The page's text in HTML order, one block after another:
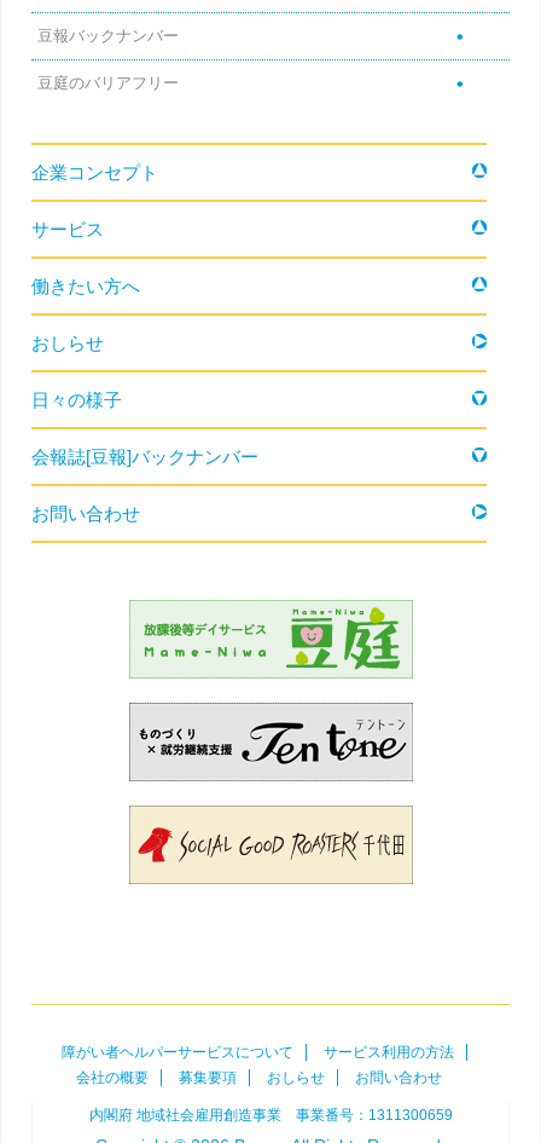
豆報バックナンバー
豆庭のバリアフリー
企業コンセプト
サービス
働きたい方へ
おしらせ
日々の様子
会報誌[豆報]バックナンバー
お問い合わせ
障がい者ヘルパーサービスについて
サービス利用の方法
会社の概要
募集要項 おしらせ お問い合わせ
内閣府 地域社会雇用創造事業 事業番号：1311300659